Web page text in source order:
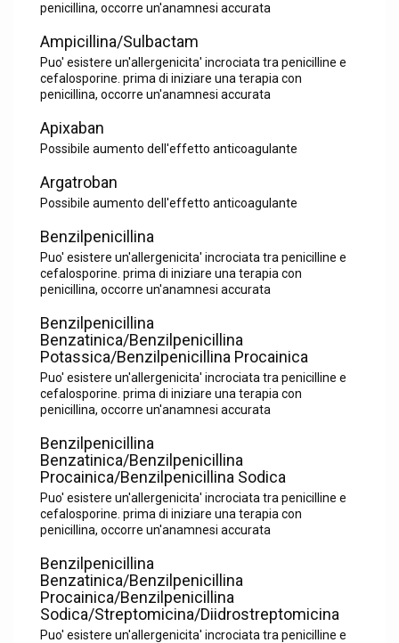
penicillina, occorre un'anamnesi accurata
Ampicillina/Sulbactam
Puo' esistere un'allergenicita' incrociata tra penicilline e
cefalosporine. prima di iniziare una terapia con
penicillina, occorre un'anamnesi accurata
Apixaban
Possibile aumento dell'effetto anticoagulante
Argatroban
Possibile aumento dell'effetto anticoagulante
Benzilpenicillina
Puo' esistere un'allergenicita' incrociata tra penicilline e
cefalosporine. prima di iniziare una terapia con
penicillina, occorre un'anamnesi accurata
Benzilpenicillina
Benzatinica/Benzilpenicillina
Potassica/Benzilpenicillina Procainica
Puo' esistere un'allergenicita' incrociata tra penicilline e
cefalosporine. prima di iniziare una terapia con
penicillina, occorre un'anamnesi accurata
Benzilpenicillina
Benzatinica/Benzilpenicillina
Procainica/Benzilpenicillina Sodica
Puo' esistere un'allergenicita' incrociata tra penicilline e
cefalosporine. prima di iniziare una terapia con
penicillina, occorre un'anamnesi accurata
Benzilpenicillina
Benzatinica/Benzilpenicillina
Procainica/Benzilpenicillina
Sodica/Streptomicina/Diidrostreptomicina
Puo' esistere un'allergenicita' incrociata tra penicilline e